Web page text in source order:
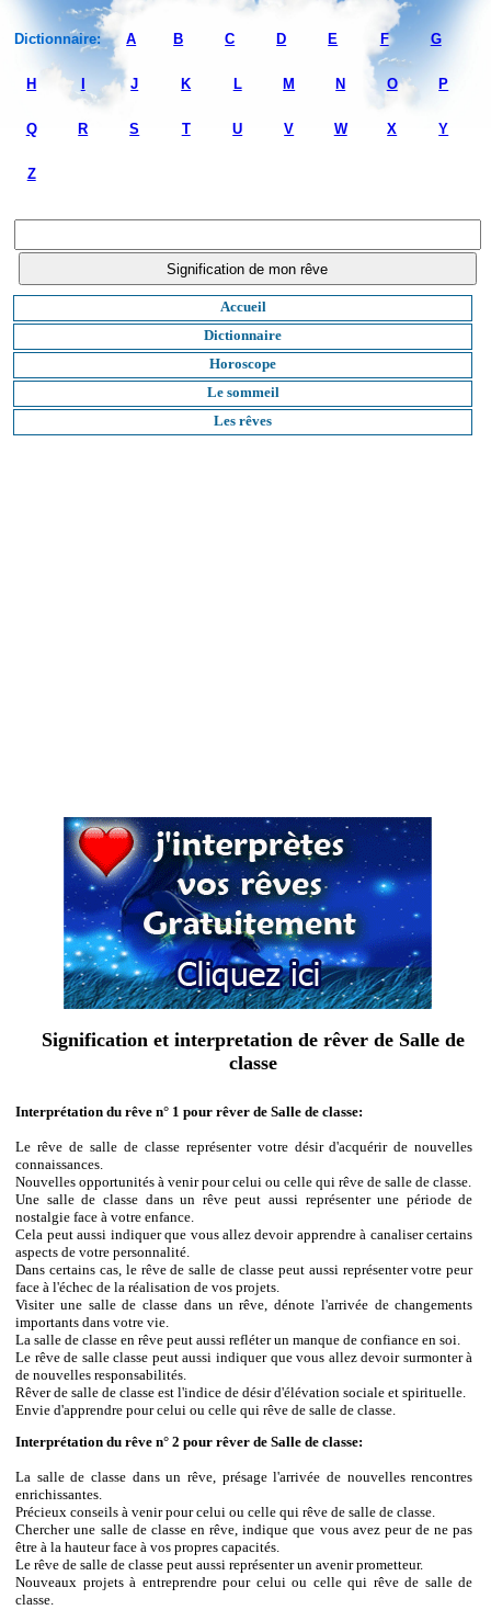
Dictionnaire: A B C D E F G
H J K L M N O P
Q R S T U V W X Y
Z
Accueil
Dictionnaire
Horoscope
Le sommeil
Les rêves
Signification et interpretation de rêver de Salle de
classe
Interprétation du rêve n° 1 pour rêver de Salle de classe:
Le rêve de salle de classe représenter votre désir d'acquérir de nouvelles
connaissances.
Nouvelles opportunités à venir pour celui ou celle qui rêve de salle de classe.
Une salle de classe dans un rêve peut aussi représenter une période de
nostalgie face à votre enfance.
Cela peut aussi indiquer que vous allez devoir apprendre à canaliser certains
aspects de votre personnalité.
Dans certains cas, le rêve de salle de classe peut aussi représenter votre peur
face à l'échec de la réalisation de vos projets.
Visiter une salle de classe dans un rêve, dénote l'arrivée de changements
importants dans votre vie.
La salle de classe en rêve peut aussi refléter un manque de confiance en soi.
Le rêve de salle classe peut aussi indiquer que vous allez devoir surmonter à
de nouvelles responsabilités.
Rêver de salle de classe est l'indice de désir d'élévation sociale et spirituelle.
Envie d'apprendre pour celui ou celle qui rêve de salle de classe.
Interprétation du rêve n° 2 pour rêver de Salle de classe:
La salle de classe dans un rêve, présage l'arrivée de nouvelles rencontres
enrichissantes.
Précieux conseils à venir pour celui ou celle qui rêve de salle de classe.
Chercher une salle de classe en rêve, indique que vous avez peur de ne pas
être à la hauteur face à vos propres capacités.
Le rêve de salle de classe peut aussi représenter un avenir prometteur.
Nouveaux projets à entreprendre pour celui ou celle qui rêve de salle de
classe.